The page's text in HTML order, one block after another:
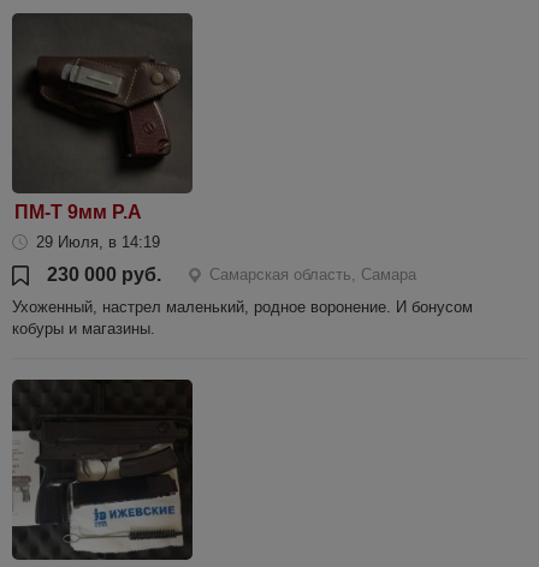
ПМ-Т 9мм Р.А
29 Июля, в 14:19
230 000 руб.
Самарская область, Самара
Ухоженный, настрел маленький, родное воронение. И бонусом
кобуры и магазины.